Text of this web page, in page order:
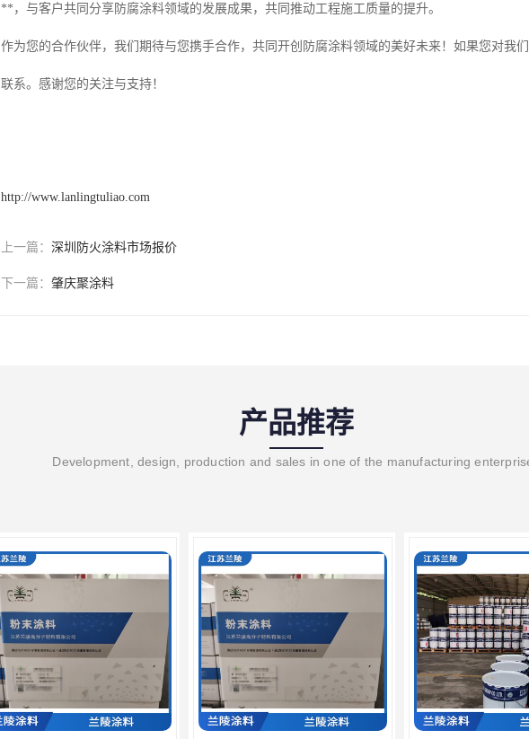
**，与客户共同分享防腐涂料领域的发展成果，共同推动工程施工质量的提升。
作为您的合作伙伴，我们期待与您携手合作，共同开创防腐涂料领域的美好未来！如果您对我
联系。感谢您的关注与支持！
http://www.lanlingtuliao.com
上一篇： 深圳防火涂料市场报价
下一篇： 肇庆聚涂料
产品推荐
Development, design, production and sales in one of the manufacturing